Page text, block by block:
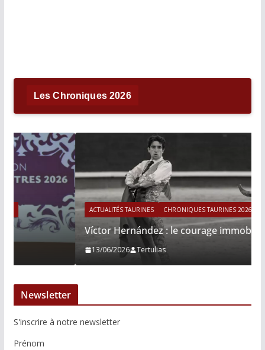
Les Chroniques 2026
ACTUALITÉS TAURINES CHRONIQUES TAURINES 2026
Víctor Hernández : le courage immobile
Tertulias
Newsletter
S'inscrire à notre newsletter
Prénom